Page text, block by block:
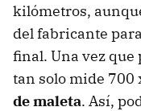
kilómetros,
del fabricante
final. Una vez que
tan solo mide 700
de maleta. Así,